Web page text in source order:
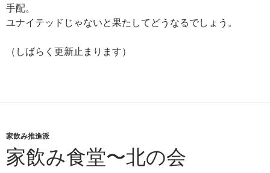
手配。
ユナイテッドじゃないと果たしてどうなるでしょう。
（しばらく更新止まります）
家飲み推進派
家飲み食堂〜北の会